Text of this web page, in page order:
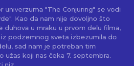
univerzuma "The Conjuring" se vodi
Kao da nam nije dovoljno što
duhova u mraku u prvom delu filma,
podzemnog sveta izbezumila do
sad nam je potreban tim
užas koji nas čeka 7. septembra.